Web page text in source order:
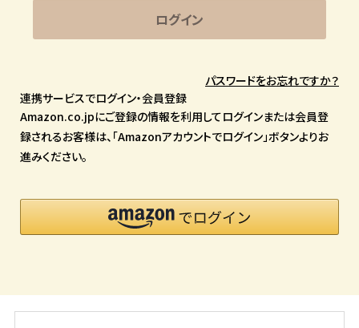
ログイン
パスワードをお忘れですか？
連携サービスでログイン・会員登録
Amazon.co.jpにご登録の情報を利用してログインまたは会員登
録されるお客様は、「Amazonアカウントでログイン」ボタンよりお
進みください。